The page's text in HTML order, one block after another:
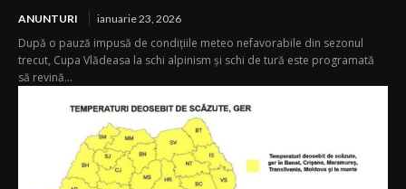
ANUNTURI ianuarie 23, 2026
După o pauză impusă de condițiile meteo nefavorabile din sezonul
trecut, Cupa Vlădeasa la schi alpinism și schi de tură este programată
să revină...